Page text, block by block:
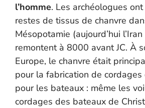
l’homme. Les archéologues
restes de tissus de chanvre
Mésopotamie (aujourd’hui
remontent à 8000 avant JC. À
Europe, le chanvre était
pour la fabrication de
pour les bateaux : même les
cordages des bateaux de